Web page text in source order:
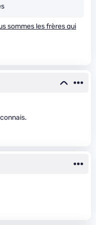
sommes les frères qui